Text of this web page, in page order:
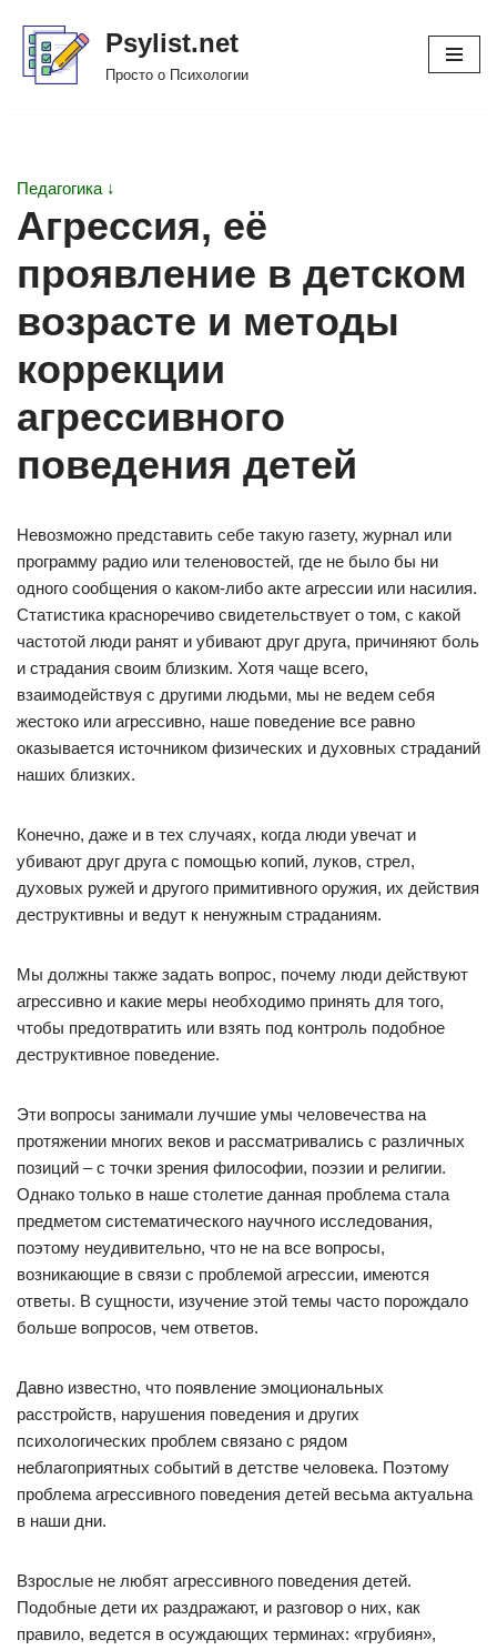
Перейти
Psylist.net
Просто о Психологии
Педагогика ↓
Агрессия, её
проявление в детском
возрасте и методы
коррекции
агрессивного
поведения детей
Невозможно представить себе такую газету, журнал или
программу радио или теленовостей, где не было бы ни
одного сообщения о каком-либо акте агрессии или насилия.
Статистика красноречиво свидетельствует о том, с какой
частотой люди ранят и убивают друг друга, причиняют боль
и страдания своим близким. Хотя чаще всего,
взаимодействуя с другими людьми, мы не ведем себя
жестоко или агрессивно, наше поведение все равно
оказывается источником физических и духовных страданий
наших близких.
Конечно, даже и в тех случаях, когда люди увечат и
убивают друг друга с помощью копий, луков, стрел,
духовых ружей и другого примитивного оружия, их действия
деструктивны и ведут к ненужным страданиям.
Мы должны также задать вопрос, почему люди действуют
агрессивно и какие меры необходимо принять для того,
чтобы предотвратить или взять под контроль подобное
деструктивное поведение.
Эти вопросы занимали лучшие умы человечества на
протяжении многих веков и рассматривались с различных
позиций – с точки зрения философии, поэзии и религии.
Однако только в наше столетие данная проблема стала
предметом систематического научного исследования,
поэтому неудивительно, что не на все вопросы,
возникающие в связи с проблемой агрессии, имеются
ответы. В сущности, изучение этой темы часто порождало
больше вопросов, чем ответов.
Давно известно, что появление эмоциональных
расстройств, нарушения поведения и других
психологических проблем связано с рядом
неблагоприятных событий в детстве человека. Поэтому
проблема агрессивного поведения детей весьма актуальна
в наши дни.
Взрослые не любят агрессивного поведения детей.
Подобные дети их раздражают, и разговор о них, как
правило, ведется в осуждающих терминах: «грубиян»,